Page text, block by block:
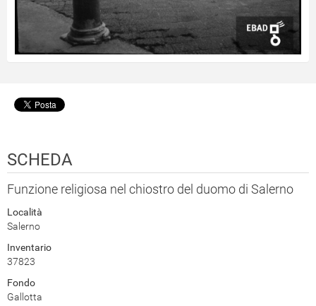
SCHEDA
Funzione religiosa nel chiostro del duomo di Salerno
Località
Salerno
Inventario
37823
Fondo
Gallotta